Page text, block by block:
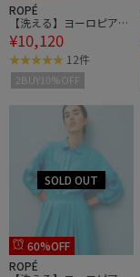
ROPÉ
【洗える】ヨーロピアン
リネンベーシックシャ
ツ/一部セットアップ対
応
¥10,120
12件
2BUY10%OFF
60%OFF
ROPÉ